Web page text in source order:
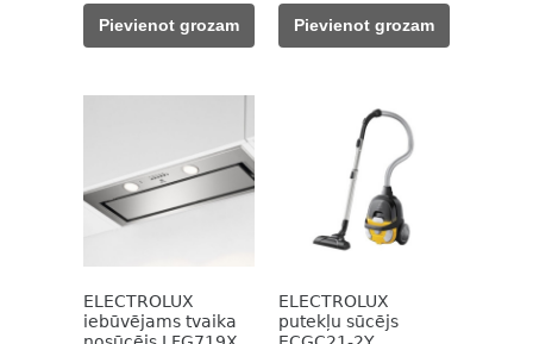
was:
806,00 €.
559,00 €.
Pievienot grozam
was:
415,00 €.
184,00 €.
Pievienot grozam
ELECTROLUX
iebūvējams tvaika
ELECTROLUX
putekļu sūcējs